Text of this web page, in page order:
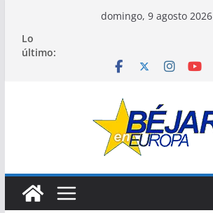
contenido
domingo, 9 agosto 2026
Lo
último: